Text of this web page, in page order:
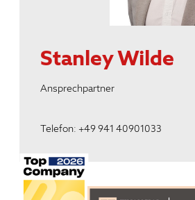
Stanley Wilde
Ansprechpartner
Telefon: +49 941 40901033